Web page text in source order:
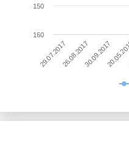
29.07.201726.08.201730.09.2017
150
160